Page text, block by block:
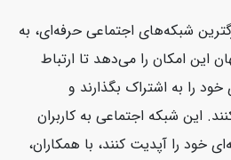
شبکه‌های اجتماعی حرفه‌ای، به
این امکان را می‌دهد تا ارتباط
را به اشتراک بگذارند و
شبکه اجتماعی به کاربران
خود را آپدیت کنند، با همکاران،